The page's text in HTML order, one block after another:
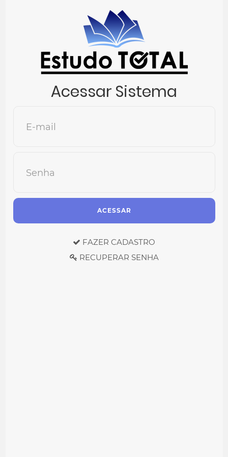
Acessar Sistema
E-mail
Senha
ACESSAR
FAZER CADASTRO
RECUPERAR SENHA